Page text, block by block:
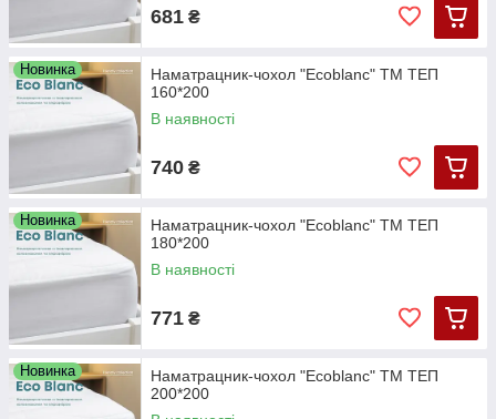
681 ₴
Новинка
Наматрацник-чохол "Ecoblanc" ТМ ТЕП
160*200
В наявності
740 ₴
Новинка
Наматрацник-чохол "Ecoblanc" ТМ ТЕП
180*200
В наявності
771 ₴
Новинка
Наматрацник-чохол "Ecoblanc" ТМ ТЕП
200*200